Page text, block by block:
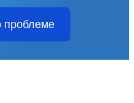
проблеме